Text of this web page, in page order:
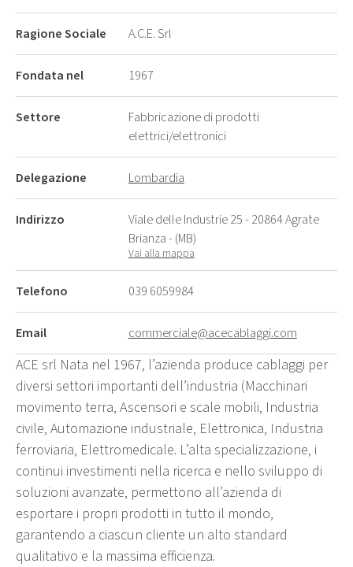
Ragione Sociale A.C.E. Srl
Fondata nel 1967
Settore
Fabbricazione di prodotti
elettrici/elettronici
Delegazione Lombardia
Indirizzo
Viale delle Industrie 25 - 20864 Agrate
Brianza - (MB)
Vai alla mappa
Telefono 039 6059984
Email commerciale@acecablaggi.com
ACE srl Nata nel 1967, l’azienda produce cablaggi per
diversi settori importanti dell’industria (Macchinari
movimento terra, Ascensori e scale mobili, Industria
civile, Automazione industriale, Elettronica, Industria
ferroviaria, Elettromedicale. L’alta specializzazione, i
continui investimenti nella ricerca e nello sviluppo di
soluzioni avanzate, permettono all’azienda di
esportare i propri prodotti in tutto il mondo,
garantendo a ciascun cliente un alto standard
qualitativo e la massima efficienza.